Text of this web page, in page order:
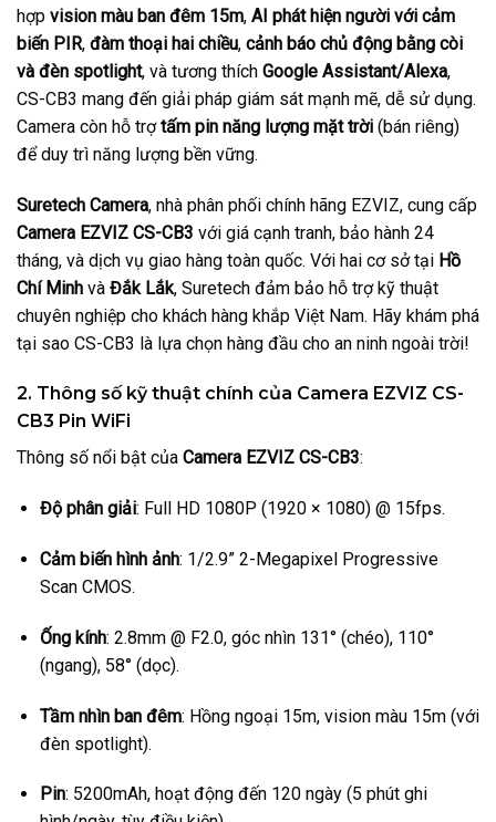
hợp vision màu ban đêm 15m, AI phát hiện người với cảm
biến PIR, đàm thoại hai chiều, cảnh báo chủ động bằng còi
và đèn spotlight, và tương thích Google Assistant/Alexa,
CS-CB3 mang đến giải pháp giám sát mạnh mẽ, dễ sử dụng.
Camera còn hỗ trợtấm pin năng lượng mặt trời (bán riêng)
để duy trì năng lượng bền vững.
Suretech Camera, nhà phân phối chính hãng EZVIZ, cung cấp
Camera EZVIZ CS-CB3 với giá cạnh tranh, bảo hành 24
tháng, và dịch vụ giao hàng toàn quốc. Với hai cơ sở tại Hồ
Chí Minh và Đắk Lắk, Suretech đảm bảo hỗ trợ kỹ thuật
chuyên nghiệp cho khách hàng khắp Việt Nam. Hãy khám phá
tại sao CS-CB3 là lựa chọn hàng đầu cho an ninh ngoài trời!
2. Thông số kỹ thuật chính của Camera EZVIZ CS-
CB3 Pin WiFi
Thông số nổi bật của Camera EZVIZ CS-CB3:
Độ phân giải: Full HD 1080P (1920 × 1080) @ 15fps.
Cảm biến hình ảnh: 1/2.9” 2-Megapixel Progressive
Scan CMOS.
Ống kính: 2.8mm @ F2.0, góc nhìn 131° (chéo), 110°
(ngang), 58° (dọc).
Tầm nhìn ban đêm: Hồng ngoại 15m, vision màu 15m (với
đèn spotlight).
Pin: 5200mAh, hoạt động đến 120 ngày (5 phút ghi